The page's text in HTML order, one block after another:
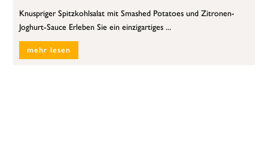
Knuspriger Spitzkohlsalat mit Smashed Potatoes und Zitronen-
Joghurt-Sauce Erleben Sie ein einzigartiges ...
mehr lesen